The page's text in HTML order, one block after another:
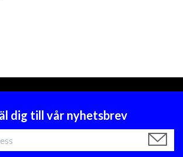
dig till vår nyhetsbrev